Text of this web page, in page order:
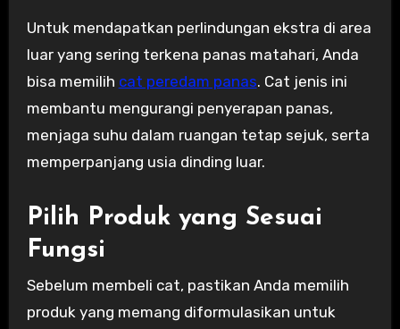
Untuk mendapatkan perlindungan ekstra di area
luar yang sering terkena panas matahari, Anda
bisa memilih cat peredam panas. Cat jenis ini
membantu mengurangi penyerapan panas,
menjaga suhu dalam ruangan tetap sejuk, serta
memperpanjang usia dinding luar.
Pilih Produk yang Sesuai
Fungsi
Sebelum membeli cat, pastikan Anda memilih
produk yang memang diformulasikan untuk